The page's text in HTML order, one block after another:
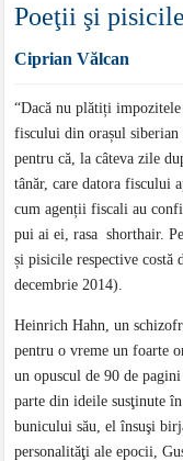
Poeţii şi pisicile
Ciprian Vălcan
“Dacă nu plătiți
fiscului din orașul
pentru că, la câteva zile
tânăr, care datora fiscului
cum agenții fiscali au
pui ai ei, rasa shorthair.
și pisicile respective costă
decembrie 2014).
Heinrich Hahn, un
pentru o vreme un foarte
un opuscul de 90 de
parte din ideile susţinute
bunicului său, el însuşi
personalităţi ale epocii,